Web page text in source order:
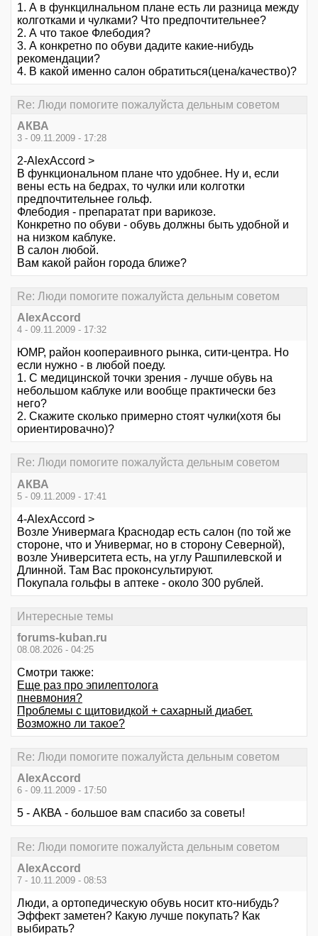
1. А в функцилнальном плане есть ли разница между
колготками и чулками? Что предпочтительнее?
2. А что такое Флебодия?
3. А конкретно по обуви дадите какие-нибудь
рекомендации?
4. В какой именно салон обратиться(цена/качество)?
Re: Люди помогите пожалуйста дельным советом
АКВА
3 - 09.11.2009 - 17:28
2-AlexAccord >
В функциональном плане что удобнее. Ну и, если
вены есть на бедрах, то чулки или колготки
предпочтительнее гольф.
Флебодия - препаратат при варикозе.
Конкретно по обуви - обувь должны быть удобной и
на низком каблуке.
В салон любой.
Вам какой район города ближе?
Re: Люди помогите пожалуйста дельным советом
AlexAccord
4 - 09.11.2009 - 17:32
ЮМР, район коопераивного рынка, сити-центра. Но
если нужно - в любой поеду.
1. С медицинской точки зрения - лучше обувь на
небольшом каблуке или вообще практически без
него?
2. Скажите сколько примерно стоят чулки(хотя бы
ориентировачно)?
Re: Люди помогите пожалуйста дельным советом
АКВА
5 - 09.11.2009 - 17:41
4-AlexAccord >
Возле Универмага Краснодар есть салон (по той же
стороне, что и Универмаг, но в сторону Северной),
возле Университета есть, на углу Рашпилевской и
Длинной. Там Вас проконсультируют.
Покупала гольфы в аптеке - около 300 рублей.
Интересные темы
forums-kuban.ru
08.08.2026 - 04:25
Смотри также:
Еще раз про эпилептолога
пневмония?
Проблемы с щитовидкой + сахарный диабет.
Возможно ли такое?
Re: Люди помогите пожалуйста дельным советом
AlexAccord
6 - 09.11.2009 - 17:50
5 - АКВА - большое вам спасибо за советы!
Re: Люди помогите пожалуйста дельным советом
AlexAccord
7 - 10.11.2009 - 08:53
Люди, а ортопедическую обувь носит кто-нибудь?
Эффект заметен? Какую лучше покупать? Как
выбирать?